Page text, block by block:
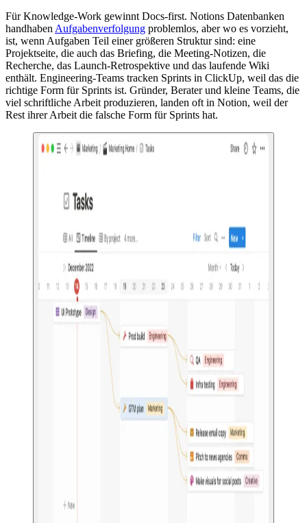
Für Knowledge-Work gewinnt Docs-first. Notions Datenbanken
handhaben Aufgabenverfolgung problemlos, aber wo es vorzieht,
ist, wenn Aufgaben Teil einer größeren Struktur sind: eine
Projektseite, die auch das Briefing, die Meeting-Notizen, die
Recherche, das Launch-Retrospektive und das laufende Wiki
enthält. Engineering-Teams tracken Sprints in ClickUp, weil das die
richtige Form für Sprints ist. Gründer, Berater und kleine Teams, die
viel schriftliche Arbeit produzieren, landen oft in Notion, weil der
Rest ihrer Arbeit die falsche Form für Sprints hat.